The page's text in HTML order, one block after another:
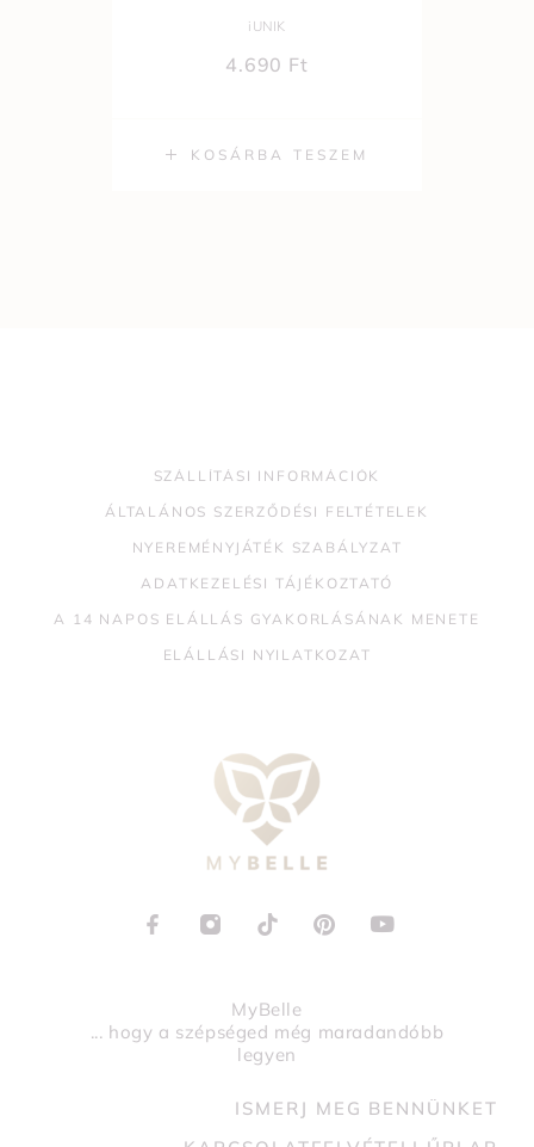
KOSÁRBA TESZEM
iUNIK
4.690 Ft
SZÁLLÍTÁSI INFORMÁCIÓK
ÁLTALÁNOS SZERZŐDÉSI FELTÉTELEK
NYEREMÉNYJÁTÉK SZABÁLYZAT
ADATKEZELÉSI TÁJÉKOZTATÓ
A 14 NAPOS ELÁLLÁS GYAKORLÁSÁNAK MENETE
ELÁLLÁSI NYILATKOZAT
MyBelle
... hogy a szépséged még maradandóbb
legyen
ISMERJ MEG BENNÜNKET